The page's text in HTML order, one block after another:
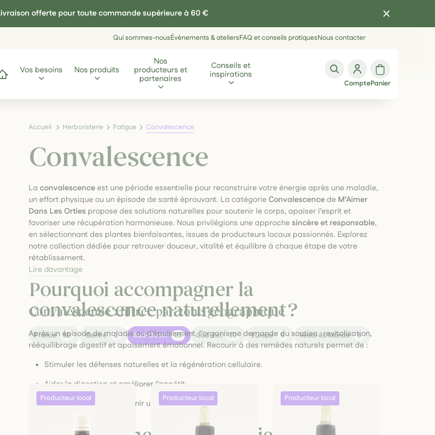
offerte pour toute commande supérieure à 60 €
Qui sommes-nousÉvènements & ateliersFAQ et conseils pratiquesNous contacter
Vos besoins Nos produits
Nos
producteurs et
partenaires
Conseils et
inspirations
ComptePanier
Accueil Herboristerie Fatigue Convalescence
Convalescence
Laconvalescenceest une période essentielle pour reconstruire votre énergie après une maladie,
un effort physique ou un épisode de santé éprouvant. La catégorieConvalescencede M’Aimer
Dans Les Orties propose des solutions naturelles pour soutenir le corps, apaiser l’esprit et
favoriser une récupération harmonieuse. Nous privilégions une approchesincère et responsable,
en sélectionnant des plantes bienfaisantes, issues de producteurs locaux passionnés. Explorez
notre collection dédiée pour retrouver douceur, vitalité et équilibre à chaque étape de votre
rétablissement.
Pourquoi accompagner la
convalescence naturellement ?
Après un épisode de maladie ou d’épuisement, l’organisme demande du soutien : revitalisation,
rééquilibrage digestif et apaisement émotionnel. Recourir à des remèdes naturels permet de :
Stimuler les défenses naturelles et la régénération cellulaire.
Aider la digestion et améliorer l’appétit.
Réduire le stress et soutenir un état de bien-être général.
Lire davantage
Convalescence : filtrer par zone géographique
France 83 Centre 2 Sud-Ouest 35 Sud-Est 39 Europe 6 Reste du Monde 5